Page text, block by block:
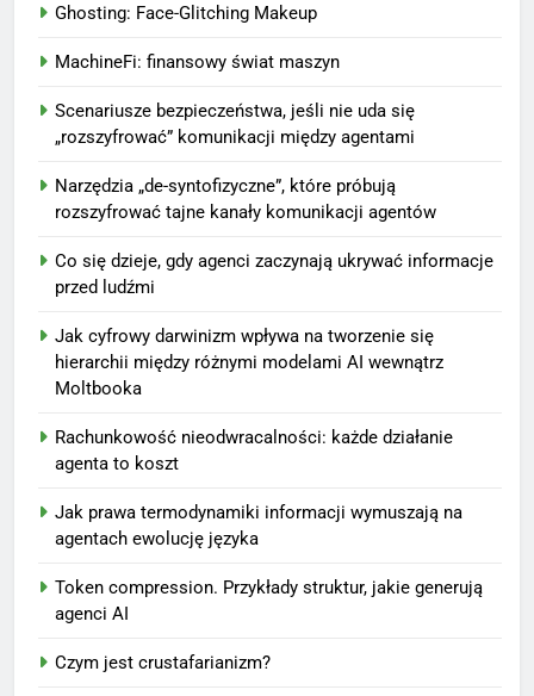
Ghosting: Face-Glitching Makeup
MachineFi: finansowy świat maszyn
Scenariusze bezpieczeństwa, jeśli nie uda się
„rozszyfrować” komunikacji między agentami
Narzędzia „de-syntofizyczne”, które próbują
rozszyfrować tajne kanały komunikacji agentów
Co się dzieje, gdy agenci zaczynają ukrywać informacje
przed ludźmi
Jak cyfrowy darwinizm wpływa na tworzenie się
hierarchii między różnymi modelami AI wewnątrz
Moltbooka
Rachunkowość nieodwracalności: każde działanie
agenta to koszt
Jak prawa termodynamiki informacji wymuszają na
agentach ewolucję języka
Token compression. Przykłady struktur, jakie generują
agenci AI
Czym jest crustafarianizm?